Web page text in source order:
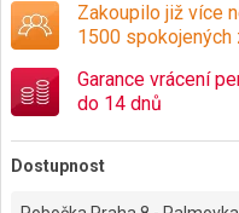
Zakoupilo již více
1500 spokojených
Garance vrácení
do 14 dnů
Dostupnost